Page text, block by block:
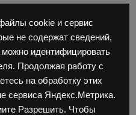
cookie и сервис
не содержат сведений,
можно идентифицировать
Продолжая работу с
на обработку этих
сервиса Яндекс.Метрика.
Разрешить. Чтобы